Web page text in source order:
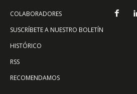
COLABORADORES
SUSCRÍBETE A NUESTRO BOLETÍN
HISTÓRICO
RSS
RECOMENDAMOS